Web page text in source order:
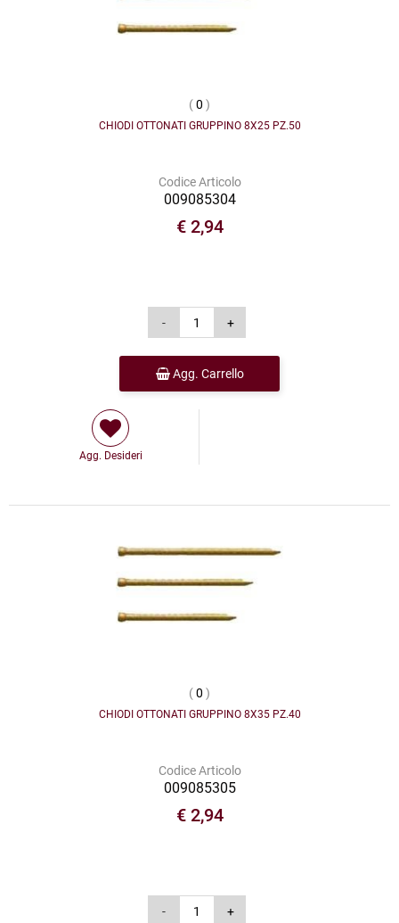
(0 )
CHIODI OTTONATI GRUPPINO 8X25 PZ.50
Codice Articolo
009085304
€ 2,94
Agg. Carrello
Agg. Desideri
(0 )
CHIODI OTTONATI GRUPPINO 8X35 PZ.40
Codice Articolo
009085305
€ 2,94